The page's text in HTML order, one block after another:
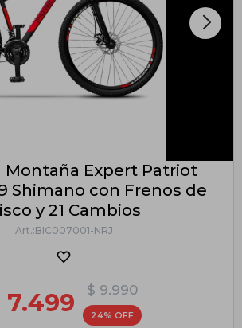
Montaña Expert Patriot
Shimano con Frenos de
y 21 Cambios
BIC007001-NRJ
$ 9.990
7.499 24